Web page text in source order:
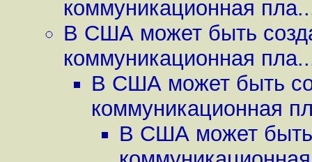
коммуникационная
В США может быть
коммуникационная
В США может быть
коммуникационная
В США может быть